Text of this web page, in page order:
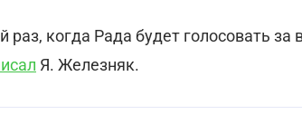
раз, когда Рада будет голосовать
Я. Железняк.